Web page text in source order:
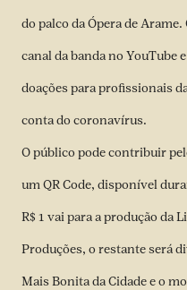
do palco da Ópera de
canal da banda noYouTube
doações para profissionais
conta do coronavírus.
O público pode contribuir
um QR Code, disponível
R$ 1 vai para a produção da
Produções, o restante será
Mais Bonita da Cidade e o